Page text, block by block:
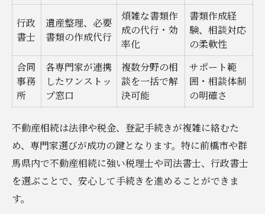
行政
書士
遺産整理、必要
書類の作成代行
煩雑な書類作
成の代行・効
率化
書類作成経
験、相談対応
の柔軟性
合同
事務
所
各専門家が連携
したワンストッ
プ窓口
複数分野の相
談を一括で解
決可能
サポート範
囲・相談体制
の明確さ
不動産相続は法律や税金、登記手続きが複雑に絡むた
め、専門家選びが成功の鍵となります。特に前橋市や群
馬県内で不動産相続に強い税理士や司法書士、行政書士
を選ぶことで、安心して手続きを進めることができま
す。